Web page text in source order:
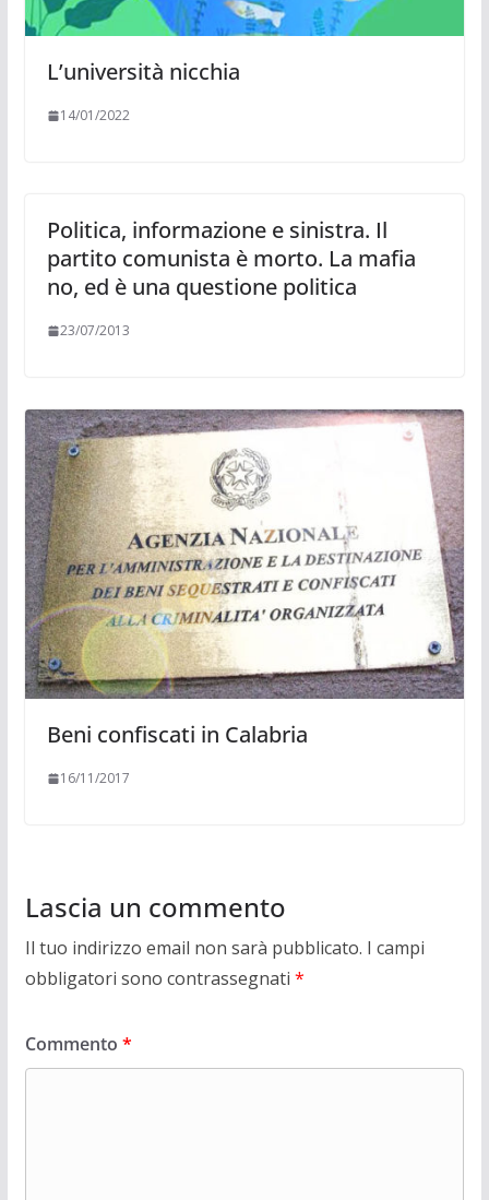
L’università nicchia
14/01/2022
Politica, informazione e sinistra. Il
partito comunista è morto. La mafia
no, ed è una questione politica
23/07/2013
Beni confiscati in Calabria
16/11/2017
Lascia un commento
Il tuo indirizzo email non sarà pubblicato. I campi
obbligatori sono contrassegnati *
Commento *